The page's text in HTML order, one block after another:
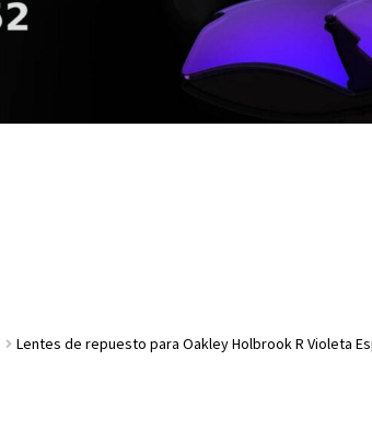
Lentes de repuesto para Oakley Holbrook R Violeta